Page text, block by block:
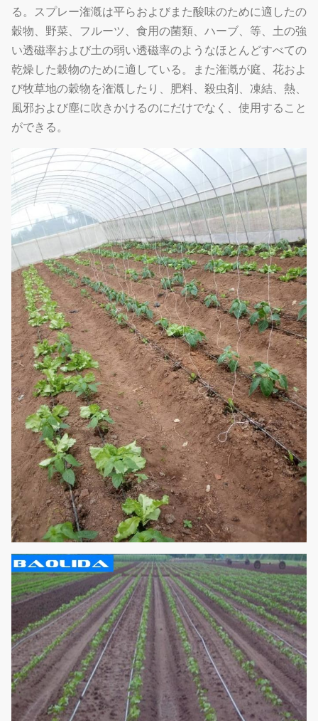
る。スプレー潅漑は平らおよびまた酸味のために適したの
穀物、野菜、フルーツ、食用の菌類、ハーブ、等、土の強
い透磁率および土の弱い透磁率のようなほとんどすべての
乾燥した穀物のために適している。また潅漑が庭、花およ
び牧草地の穀物を潅漑したり、肥料、殺虫剤、凍結、熱、
風邪および塵に吹きかけるのにだけでなく、使用すること
ができる。